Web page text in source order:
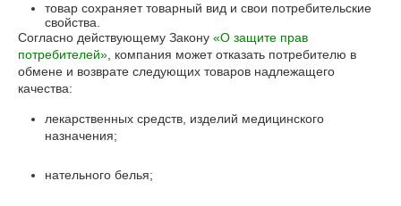
товар сохраняет товарный вид и свои потребительские
свойства.
Согласно действующему Закону «О защите прав
потребителей» , компания может отказать потребителю в
обмене и возврате следующих товаров надлежащего
качества:
лекарственных средств, изделий медицинского
назначения;
нательного белья;